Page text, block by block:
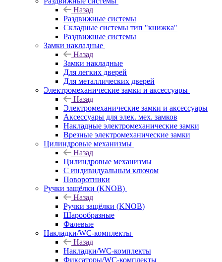
Назад
Раздвижные системы
Складные системы тип "книжка"
Раздвижные системы
Замки накладные
Назад
Замки накладные
Для легких дверей
Для металлических дверей
Электромеханические замки и аксессуары
Назад
Электромеханические замки и аксессуары
Аксессуары для элек. мех. замков
Накладные электромеханические замки
Врезные электромеханические замки
Цилиндровые механизмы
Назад
Цилиндровые механизмы
С индивидуальным ключом
Поворотники
Ручки защёлки (KNOB)
Назад
Ручки защёлки (KNOB)
Шарообразные
Фалевые
Накладки/WC-комплекты
Назад
Накладки/WC-комплекты
Фиксаторы/WC-комплекты